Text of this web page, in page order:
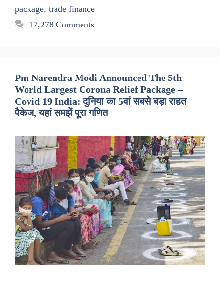
package, trade finance
17,278 Comments
Pm Narendra Modi Announced The 5th
World Largest Corona Relief Package –
Covid 19 India: दुनिया का 5वां सबसे बड़ा राहत
पैकेज, यहां समझें पूरा गणित